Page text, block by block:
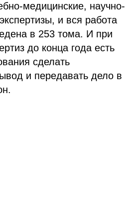
медицинские, научно-
и вся работа
в 253 тома. И при
до конца года есть
сделать
и передавать дело в